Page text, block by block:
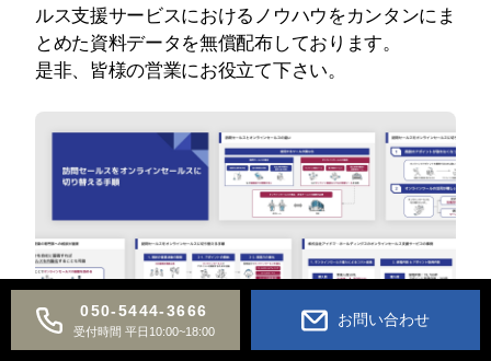
ルス支援サービスにおけるノウハウをカンタンにま
とめた資料データを無償配布しております。
是非、皆様の営業にお役立て下さい。
050-5444-3666
受付時間 平日10:00~18:00
お問い合わせ